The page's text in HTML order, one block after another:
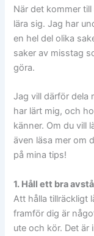
När det kommer
lära sig. Jag har
en hel del olika
saker av misstag
göra.
Jag vill därför dela
har lärt mig, och
känner. Om du vill
även läsa mer om
på mina tips!
1. Håll ett bra
Att hålla tillräckligt
framför dig är
ute och kör. Det